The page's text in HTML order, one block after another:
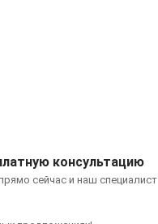
консультацию
сейчас и наш специалист